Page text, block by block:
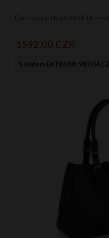
Dámská kabelka batůžek
1592,00 CZK
S kódem EXTRA38: 987.04